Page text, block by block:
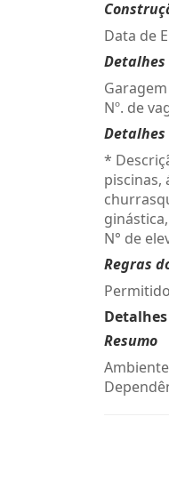
Data de
Detalhes
Nº. de
*
piscinas,
N° de
Regras
Resumo